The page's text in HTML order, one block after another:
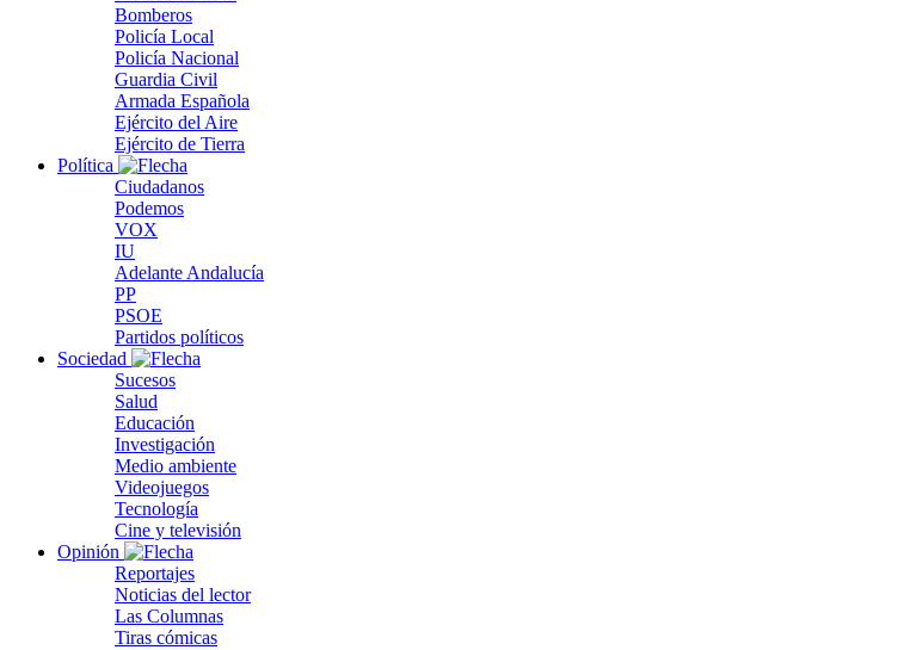
Bomberos
Policía Local
Policía Nacional
Guardia Civil
Armada Española
Ejército del Aire
Ejército de Tierra
Política
Ciudadanos
Podemos
VOX
IU
Adelante Andalucía
PP
PSOE
Partidos políticos
Sociedad
Sucesos
Salud
Educación
Investigación
Medio ambiente
Videojuegos
Tecnología
Cine y televisión
Opinión
Reportajes
Noticias del lector
Las Columnas
Tiras cómicas